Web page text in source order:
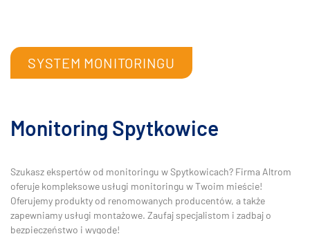
SYSTEM MONITORINGU
Monitoring Spytkowice
Szukasz ekspertów od monitoringu w Spytkowicach? Firma Altrom
oferuje kompleksowe usługi monitoringu w Twoim mieście!
Oferujemy produkty od renomowanych producentów, a także
zapewniamy usługi montażowe. Zaufaj specjalistom i zadbaj o
bezpieczeństwo i wygodę!